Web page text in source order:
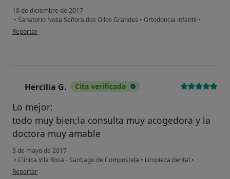
18 de diciembre de 2017
• Sanatorio Nosa Señora dos Ollos Grandes • Ortodoncia infantil •
en opinión del usuario paciente anónimo
Reportar
Hercilia G. Cita verificada
Lo mejor:
todo muy bien;la consulta muy acogedora y la
doctora muy amable
3 de mayo de 2017
• Clínica Vila Rosa - Santiago de Compostela • Limpieza dental •
en opinión del usuario Hercilia G.
Reportar